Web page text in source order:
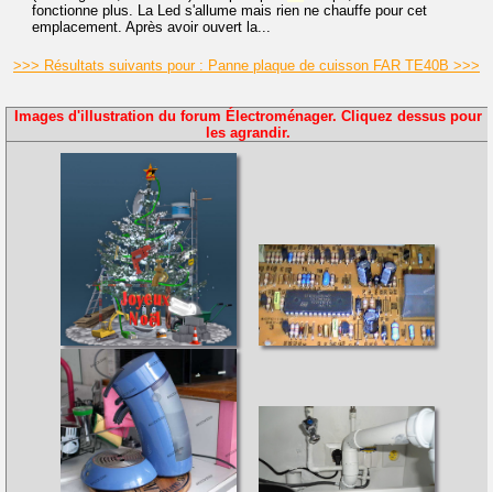
fonctionne plus. La Led s'allume mais rien ne chauffe pour cet
emplacement. Après avoir ouvert la...
>>> Résultats suivants pour : Panne plaque de cuisson FAR TE40B >>>
Images d'illustration du forum Électroménager. Cliquez dessus pour
les agrandir.